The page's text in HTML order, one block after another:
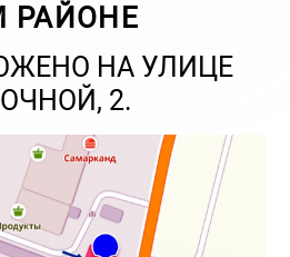
РАЙОНЕ
НА УЛИЦЕ
2.